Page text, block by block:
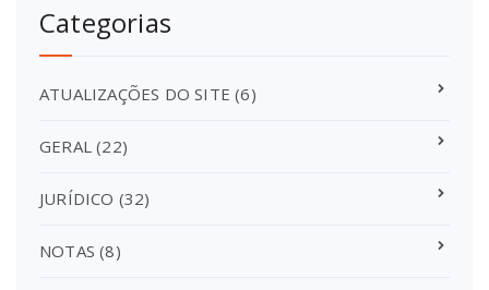
Categorias
ATUALIZAÇÕES DO SITE (6)
GERAL (22)
JURÍDICO (32)
NOTAS (8)